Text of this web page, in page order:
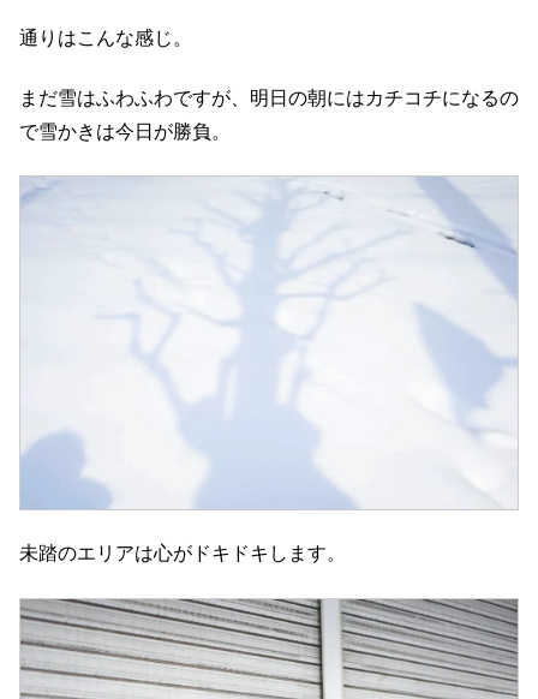
通りはこんな感じ。
まだ雪はふわふわですが、明日の朝にはカチコチになるの
で雪かきは今日が勝負。
未踏のエリアは心がドキドキします。